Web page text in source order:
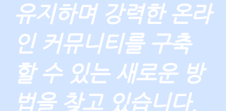
유지하며 강력한 온라
인 커뮤니티를 구축
할 수 있는 새로운 방
법을 찾고 있습니다.